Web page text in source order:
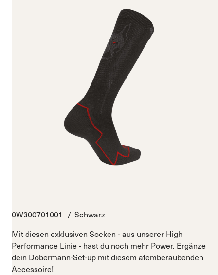
0W300701001
Schwarz
Mit diesen exklusiven Socken - aus unserer High
Performance Linie - hast du noch mehr Power. Ergänze
dein Dobermann-Set-up mit diesem atemberaubenden
Accessoire!